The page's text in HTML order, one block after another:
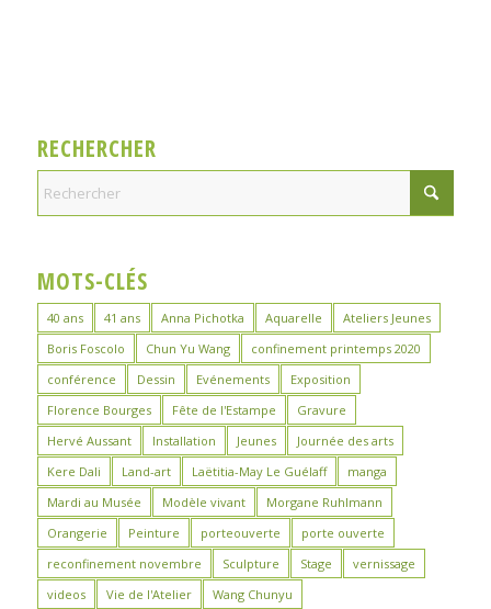
RECHERCHER
MOTS-CLÉS
40 ans 41 ans Anna Pichotka Aquarelle
Ateliers Jeunes
Boris Foscolo
Chun Yu Wang
confinement printemps 2020
conférence
Dessin Evénements
Exposition
Florence Bourges
Fête de l'Estampe
Gravure
Hervé Aussant
Installation Jeunes
Journée des arts
Kere Dali
Land-art Laëtitia-May Le Guélaff
manga
Mardi au Musée
Modèle vivant
Morgane Ruhlmann
Orangerie
Peinture porteouverte
porte ouverte
reconfinement novembre
Sculpture Stage
vernissage
videos
Vie de l'Atelier Wang Chunyu